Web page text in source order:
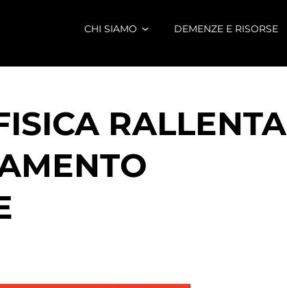
CHI SIAMO DEMENZE E RISORSE
RALLENTA